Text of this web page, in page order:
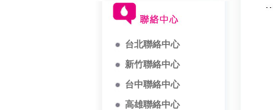
台北聯絡中心
新竹聯絡中心
台中聯絡中心
高雄聯絡中心